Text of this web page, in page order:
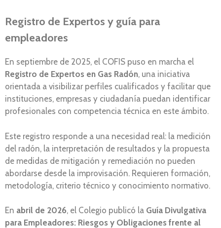
Registro de Expertos y guía para
empleadores
En septiembre de 2025, el COFIS puso en marcha el
Registro de Expertos en Gas Radón, una iniciativa
orientada a visibilizar perfiles cualificados y facilitar que
instituciones, empresas y ciudadanía puedan identificar
profesionales con competencia técnica en este ámbito.
Este registro responde a una necesidad real: la medición
del radón, la interpretación de resultados y la propuesta
de medidas de mitigación y remediación no pueden
abordarse desde la improvisación. Requieren formación,
metodología, criterio técnico y conocimiento normativo.
En abril de 2026, el Colegio publicó la Guía Divulgativa
para Empleadores: Riesgos y Obligaciones frente al